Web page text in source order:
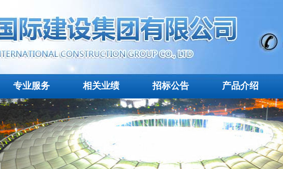
专业服务 相关业绩 招标公告 产品介绍